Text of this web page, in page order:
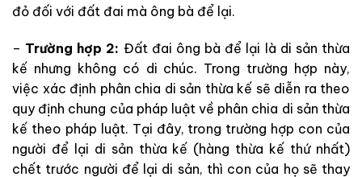
đỏ đối với đất đai mà ông bà để lại.
– Trường hợp 2: Đất đai ông bà để lại là di sản thừa
kế nhưng không có di chúc. Trong trường hợp này,
việc xác định phân chia di sản thừa kế sẽ diễn ra theo
quy định chung của pháp luật về phân chia di sản thừa
kế theo pháp luật. Tại đây, trong trường hợp con của
người để lại di sản thừa kế (hàng thừa kế thứ nhất)
chết trước người để lại di sản, thì con của họ sẽ thay